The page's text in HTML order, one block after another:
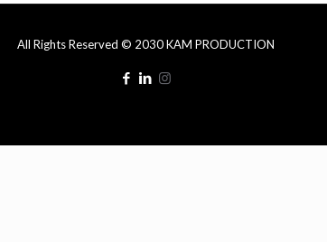
All Rights Reserved © 2030 KAM PRODUCTION